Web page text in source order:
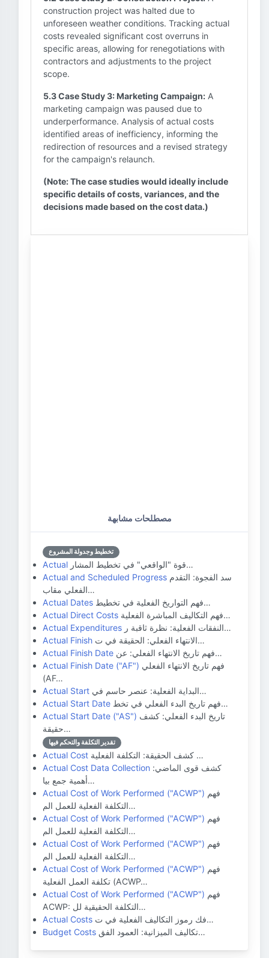
construction project was halted due to
unforeseen weather conditions. Tracking actual
costs revealed significant cost overruns in
specific areas, allowing for renegotiations with
contractors and adjustments to the project
scope.
5.3 Case Study 3: Marketing Campaign: A
marketing campaign was paused due to
underperformance. Analysis of actual costs
identified areas of inefficiency, informing the
redirection of resources and a revised strategy
for the campaign's relaunch.
(Note: The case studies would ideally include
specific details of costs, variances, and the
decisions made based on the cost data.)
مصطلحات مشابهة
تخطيط وجدولة المشروع
Actual
قوة "الواقعي" في تخطيط المشار…
Actual and Scheduled Progress
الفعلي مقاب…
Actual Dates
فهم التواريخ الفعلية في تخطيط…
Actual Direct Costs
فهم التكاليف المباشرة الفعلية…
Actual Expenditures
النفقات الفعلية: نظرة ثاقبة ر…
Actual Finish
الانتهاء الفعلي: الحقيقة في ت…
Actual Finish Date
فهم تاريخ الانتهاء الفعلي: عن…
Actual Finish Date ("AF")
(AF…
Actual Start
البداية الفعلية: عنصر حاسم في…
Actual Start Date
فهم تاريخ البدء الفعلي في تخط…
Actual Start Date ("AS")
حقيقة…
تقدير التكلفة والتحكم فيها
Actual Cost
كشف الحقيقة: التكلفة الفعلية …
Actual Cost Data Collection
أهمية جمع بيا…
Actual Cost of Work Performed ("ACWP")
التكلفة الفعلية للعمل الم…
Actual Cost of Work Performed ("ACWP")
التكلفة الفعلية للعمل الم…
Actual Cost of Work Performed ("ACWP")
التكلفة الفعلية للعمل الم…
Actual Cost of Work Performed ("ACWP")
تكلفة العمل الفعلية (ACWP…
Actual Cost of Work Performed ("ACWP")
ACWP: التكلفة الحقيقية لل…
Actual Costs
فك رموز التكاليف الفعلية في ت…
Budget Costs
تكاليف الميزانية: العمود الفق…